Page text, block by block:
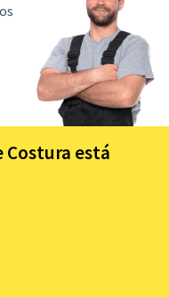
Costura está